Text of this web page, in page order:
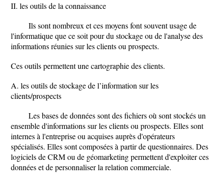
II. les outils de la connaissance
Ils sont nombreux et ces moyens font souvent usage de
l'informatique que ce soit pour du stockage ou de l'analyse des
informations réunies sur les clients ou prospects.
Ces outils permettent une cartographie des clients.
A. les outils de stockage de l’information sur les
clients/prospects
Les bases de données sont des fichiers où sont stockés un
ensemble d'informations sur les clients ou prospects. Elles sont
internes à l'entreprise ou acquises auprès d'opérateurs
spécialisés. Elles sont composées à partir de questionnaires. Des
logiciels de CRM ou de géomarketing permettent d'exploiter ces
données et de personnaliser la relation commerciale.